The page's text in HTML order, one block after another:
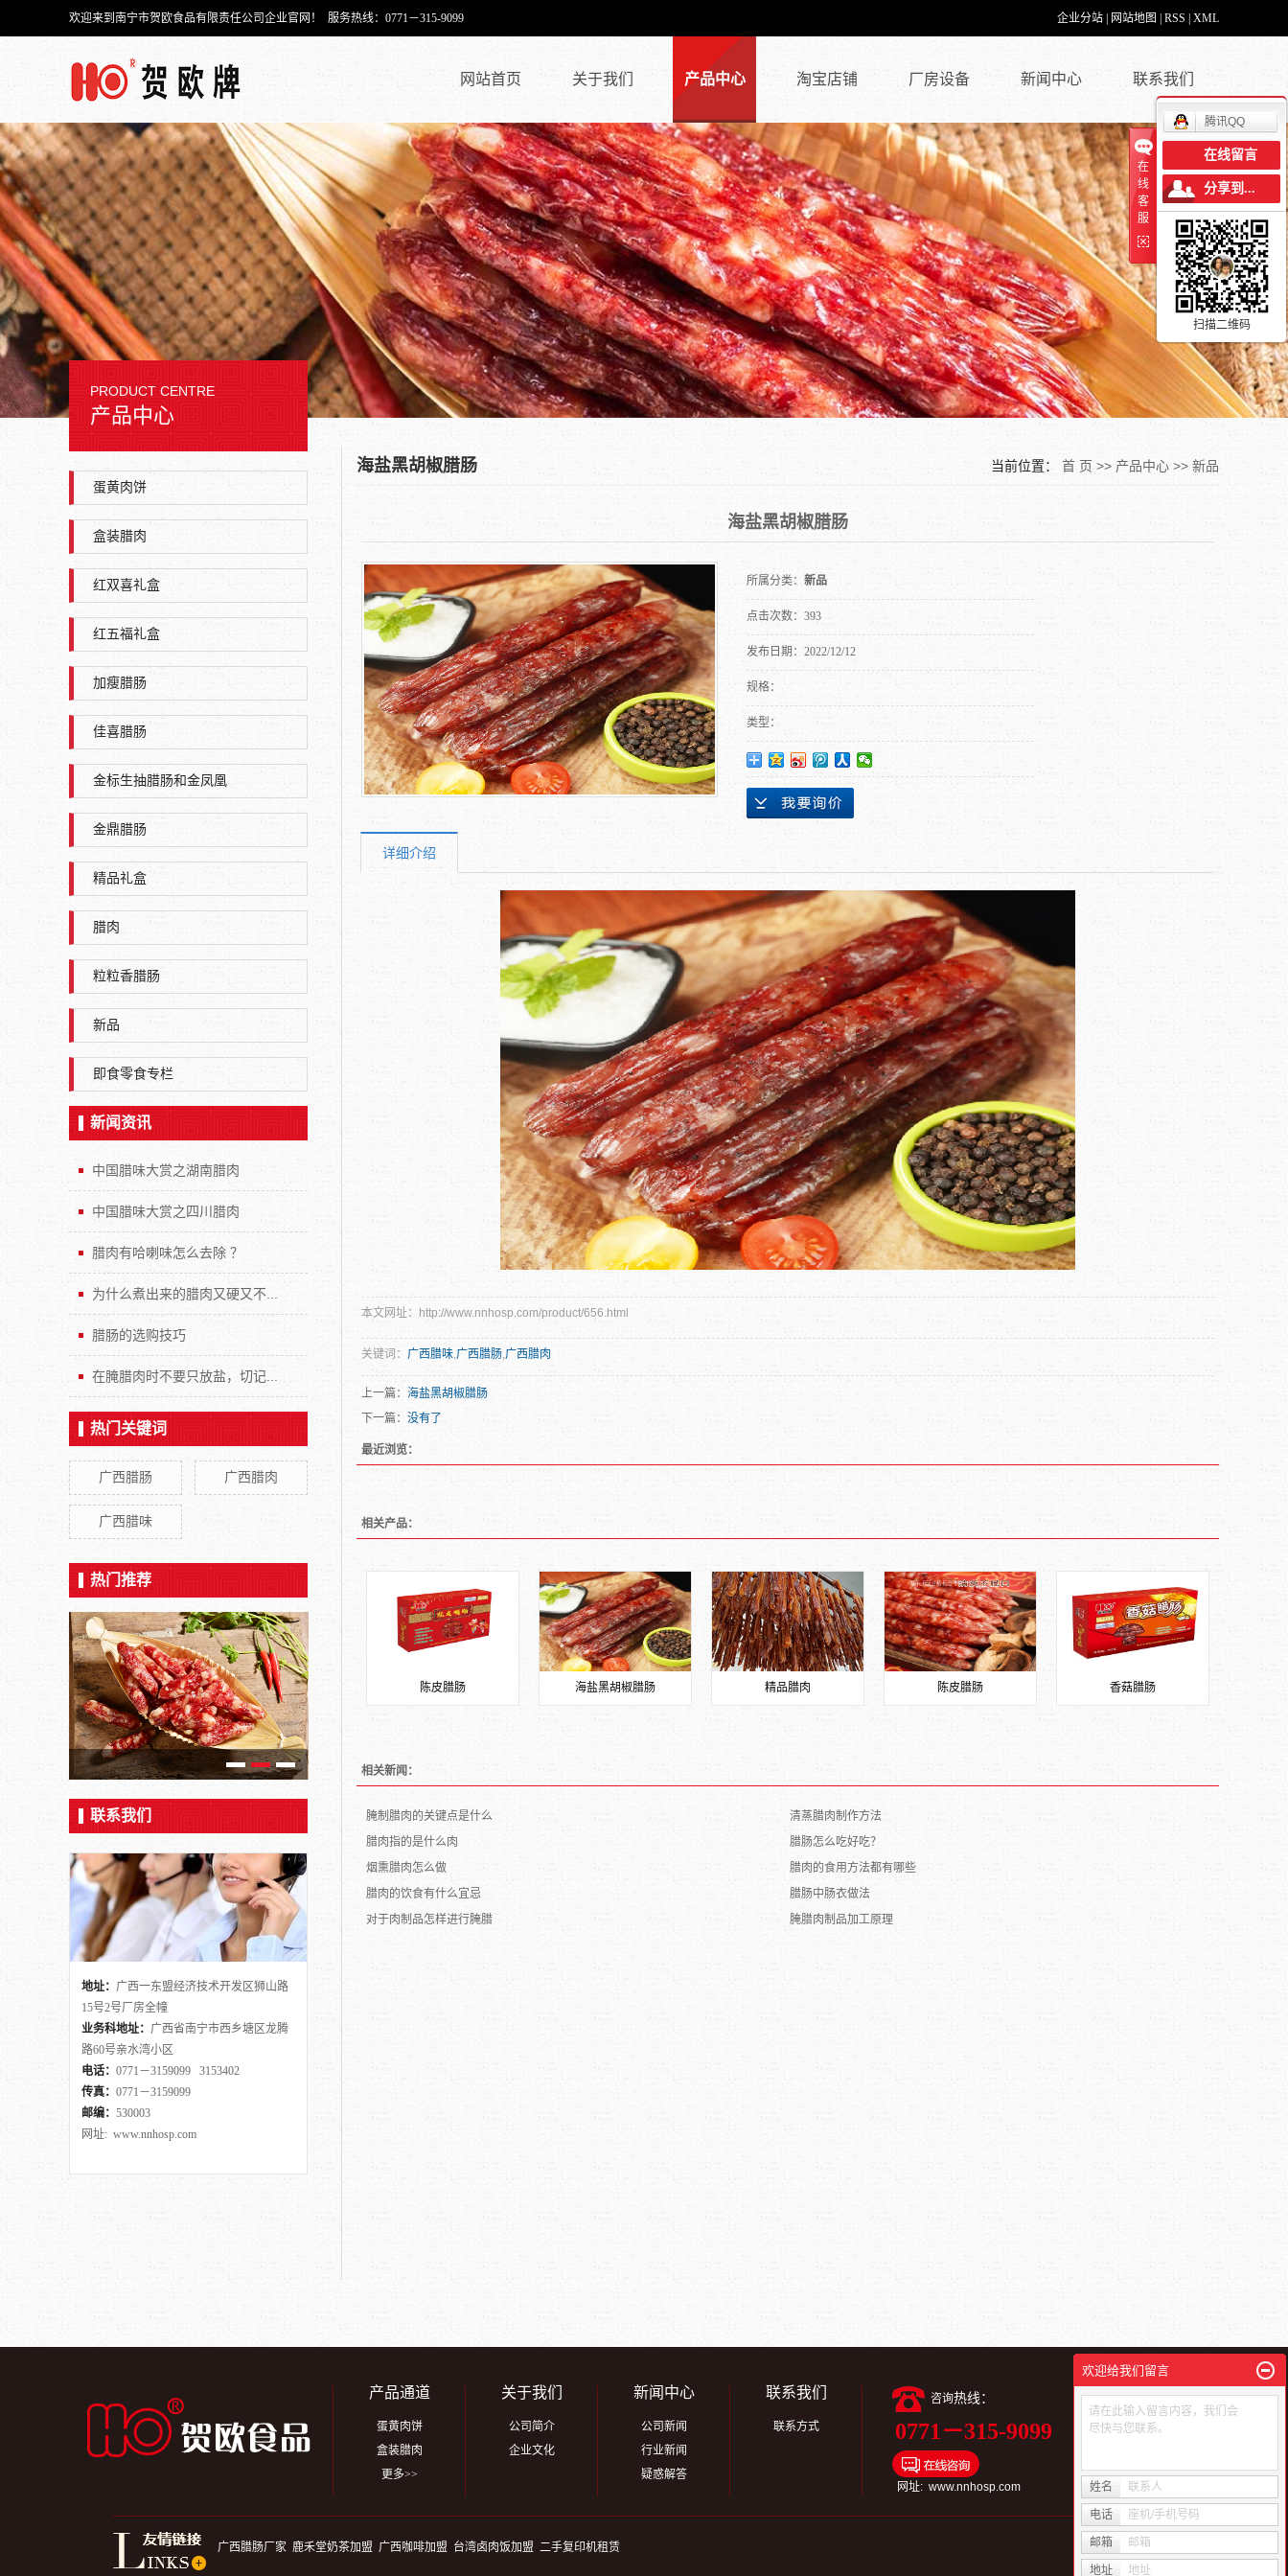
欢迎来到南宁市贺欧食品有限责任公司企业官网！ 服务热线：0771－315-9099 企业分站 网站地图 RSS XML
网站首页 关于我们 产品中心 淘宝店铺 厂房设备 新闻中心 联系我们
PRODUCT CENTRE
产品中心
蛋黄肉饼
盒装腊肉
红双喜礼盒
红五福礼盒
加瘦腊肠
佳喜腊肠
金标生抽腊肠和金凤凰
金鼎腊肠
精品礼盒
腊肉
粒粒香腊肠
新品
即食零食专栏
新闻资讯
中国腊味大赏之湖南腊肉
中国腊味大赏之四川腊肉
腊肉有哈喇味怎么去除 ？
为什么煮出来的腊肉又硬又不...
腊肠的选购技巧
在腌腊肉时不要只放盐，切记...
热门关键词
广西腊肠 广西腊肉
广西腊味
热门推荐
联系我们
地址： 广西一东盟经济技术开发区狮山路
15号2号厂房全幢
业务科地址： 广西省南宁市西乡塘区龙腾
路60号亲水湾小区
电话： 0771－3159099 3153402
传真： 0771－3159099
邮编： 530003
网址: www.nnhosp.com
海盐黑胡椒腊肠 当前位置： 首 页 >> 产品中心 >> 新品
海盐黑胡椒腊肠
所属分类： 新品
点击次数： 393
发布日期： 2022/12/12
规格：
类型：
详细介绍
本文网址：http://www.nnhosp.com/product/656.html
关键词： 广西腊味,广西腊肠,广西腊肉
上一篇： 海盐黑胡椒腊肠
下一篇： 没有了
最近浏览：
相关产品：
陈皮腊肠 海盐黑胡椒腊肠 精品腊肉 陈皮腊肠 香菇腊肠
相关新闻：
腌制腊肉的关键点是什么
清蒸腊肉制作方法
腊肉指的是什么肉
腊肠怎么吃好吃？
烟熏腊肉怎么做
腊肉的食用方法都有哪些
腊肉的饮食有什么宜忌
腊肠中肠衣做法
对于肉制品怎样进行腌腊
腌腊肉制品加工原理
产品通道
蛋黄肉饼
盒装腊肉
更多>>
关于我们
公司简介
企业文化
新闻中心
公司新闻
行业新闻
疑惑解答
联系我们
联系方式
咨询热线：
0771－315-9099
网址: www.nnhosp.com
广西腊肠厂家 鹿禾堂奶茶加盟 广西咖啡加盟 台湾卤肉饭加盟 二手复印机租赁
在
线
客
服
腾讯QQ
在线留言
分享到...
扫描二维码
欢迎给我们留言
请在此输入留言内容，我们会
尽快与您联系。
姓名 联系人
电话 座机/手机号码
邮箱 邮箱
地址 地址